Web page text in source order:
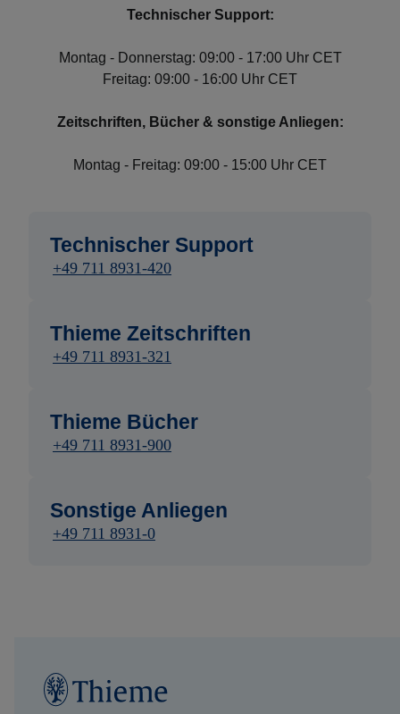
Technischer Support:
Montag - Donnerstag: 09:00 - 17:00 Uhr CET
Freitag: 09:00 - 16:00 Uhr CET
Zeitschriften, Bücher & sonstige Anliegen:
Montag - Freitag: 09:00 - 15:00 Uhr CET
Technischer Support
+49 711 8931-420
Thieme Zeitschriften
+49 711 8931-321
Thieme Bücher
+49 711 8931-900
Sonstige Anliegen
+49 711 8931-0